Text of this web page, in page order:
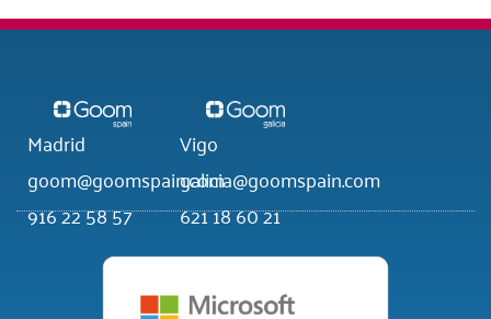
Madrid
goom@goomspain.com
916 22 58 57
Vigo
galicia@goomspain.com
621 18 60 21